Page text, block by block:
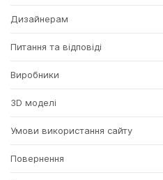
Дизайнерам
Питання та відповіді
Виробники
3D моделі
Умови використання сайту
Повернення